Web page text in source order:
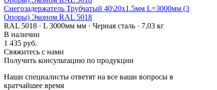
Снегозадержатель Трубчатый 40\20х1.5мм L=3000мм (3
Опоры) Эконом RAL 5018
RAL 5018 · L 3000мм мм · Черная сталь · 7,03 кг
В наличии
1 435 руб.
Свяжитесь с нами
Получить консультацию по продукции
Наши специалисты ответят на все ваши вопросы в
кратчайшее время